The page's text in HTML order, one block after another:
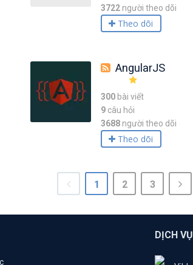
3722 người theo dõi
Theo dõi
AngularJS
300bài viết
9câu hỏi
3688 người theo dõi
Theo dõi
1 2 3
DỊCH VỤ